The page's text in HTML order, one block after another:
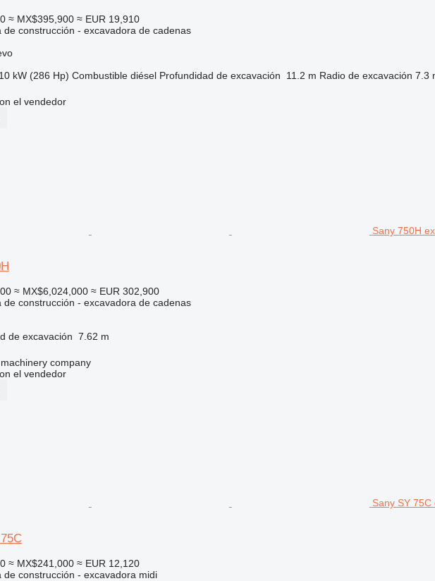
≈ MX$395,900 ≈ EUR 19,910
de construcción - excavadora de cadenas
kW (286 Hp) Combustible diésel Profundidad de excavación 11.2 m Radio de excavación 7.3
el vendedor
Sany 750H
≈ MX$6,024,000 ≈ EUR 302,900
de construcción - excavadora de cadenas
de excavación 7.62 m
company
el vendedor
Sany SY
≈ MX$241,000 ≈ EUR 12,120
de construcción - excavadora midi